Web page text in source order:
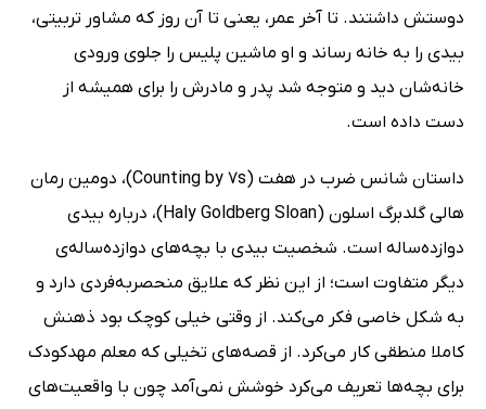
دوستش داشتند. تا آخر عمر، یعنی تا آن روز که مشاور تربیتی،
بیدی را به خانه رساند و او ماشین پلیس را جلوی ورودی
خانه‌شان دید و متوجه شد پدر و مادرش را برای همیشه از
دست داده‌ است.
داستان شانس ضرب در هفت (Counting by 7s)، دومین رمان
هالی گلدبرگ اسلون (Haly Goldberg Sloan)، درباره‌ بیدی
دوازده‌ساله است. شخصیت بیدی با بچه‌های دوازده‌ساله‌ی
دیگر متفاوت است؛ از این نظر که علایق منحصر‌به‌فردی دارد و
به شکل خاصی فکر می‌کند. از وقتی خیلی کوچک بود ذهنش
کاملا منطقی کار می‌کرد. از قصه‌های تخیلی که معلم مهدکودک
برای بچه‌ها تعریف می‌کرد خوشش نمی‌آمد چون با واقعیت‌های